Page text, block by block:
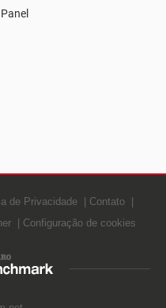
de Privacidade
Contato
Configuração de cookies